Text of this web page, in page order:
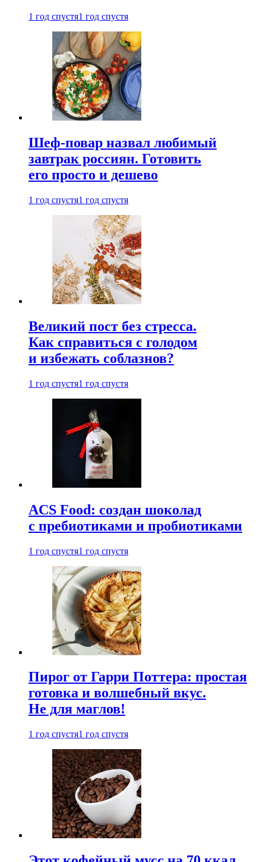
1 год спустя1 год спустя
Шеф-повар назвал любимый
завтрак россиян. Готовить
его просто и дешево
1 год спустя1 год спустя
Великий пост без стресса.
Как справиться с голодом
и избежать соблазнов?
1 год спустя1 год спустя
ACS Food: создан шоколад
с пребиотиками и пробиотиками
1 год спустя1 год спустя
Пирог от Гарри Поттера: простая
готовка и волшебный вкус.
Не для маглов!
1 год спустя1 год спустя